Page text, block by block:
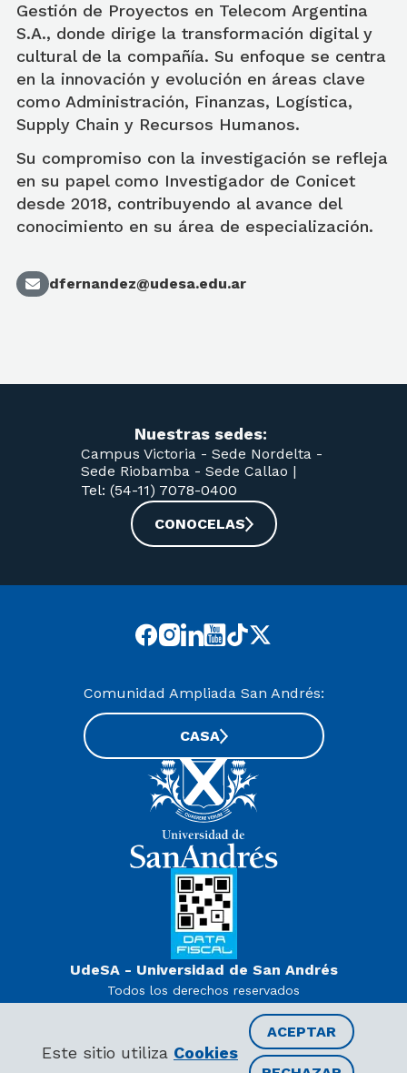
Gestión de Proyectos en Telecom Argentina
S.A., donde dirige la transformación digital y
cultural de la compañía. Su enfoque se centra
en la innovación y evolución en áreas clave
como Administración, Finanzas, Logística,
Supply Chain y Recursos Humanos.
Su compromiso con la investigación se refleja
en su papel como Investigador de Conicet
desde 2018, contribuyendo al avance del
conocimiento en su área de especialización.
dfernandez@udesa.edu.ar
Este sitio utiliza Cookies
ACEPTAR
Nuestras sedes:
Campus Victoria - Sede Nordelta -
Sede Riobamba - Sede Callao |
Tel: (54-11) 7078-0400
CONOCELAS
UdeSA - Universidad de San Andrés
Todos los derechos reservados
Decreto PEN 978/07
Comunidad Ampliada San Andrés:
CASA